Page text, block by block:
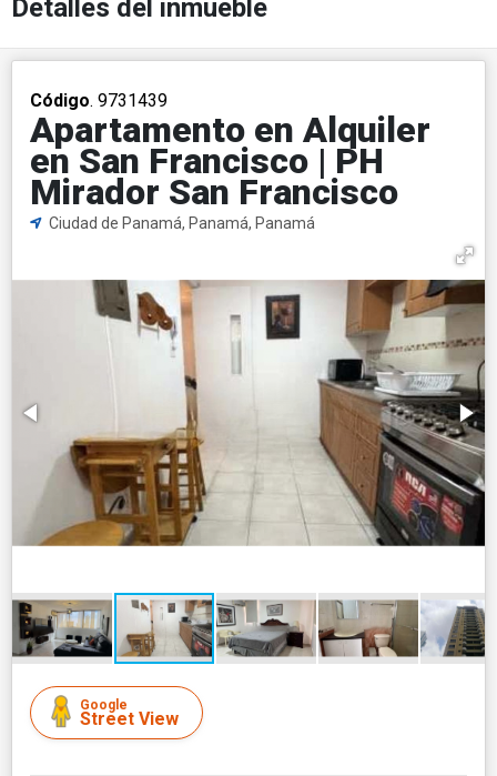
Detalles del inmueble
Código. 9731439
Apartamento en Alquiler
en San Francisco | PH
Mirador San Francisco
Ciudad de Panamá, Panamá, Panamá
Google
Street View